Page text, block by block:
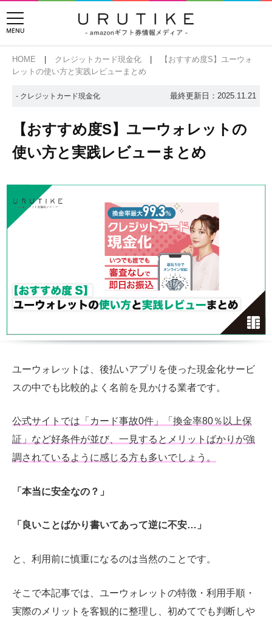
HOME クレジットカード現金化
【おすすめ度S】ユーウォ
レットの使い方と実践レビューまとめ
- クレジットカード現金化 最終更新日：2025.11.21
【おすすめ度S】ユーウォレットの
使い方と実践レビューまとめ
ユーウォレットは、後払いアプリを使った現金化サービ
スの中でも比較的よく名前を見かける業者です。
公式サイトでは「カード事故0件」「換金率80％以上保
証」など好条件が並び、一見するとメリットばかりが強
調されているように感じる方も多いでしょう。
「本当に安全なの？」
「良いことばかり書いてあって逆に不安…」
と、利用前に慎重になるのは当然のことです。
そこで本記事では、ユーウォレットの特徴・利用手順・
実際のメリットを客観的に整理し、初めてでも判断しや